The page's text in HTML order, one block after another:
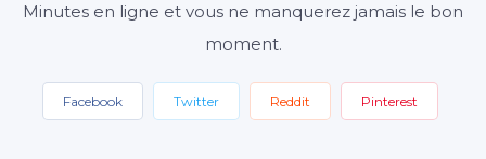
Minutes en ligne et vous ne manquerez jamais le bon
moment.
Facebook Twitter Reddit Pinterest